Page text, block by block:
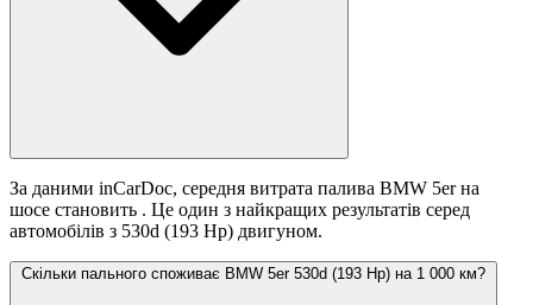
За даними inCarDoc, середня витрата палива BMW 5er на
шосе становить . Це один з найкращих результатів серед
автомобілів з 530d (193 Hp) двигуном.
Скільки пального споживає BMW 5er 530d (193 Hp) на 1 000 км?